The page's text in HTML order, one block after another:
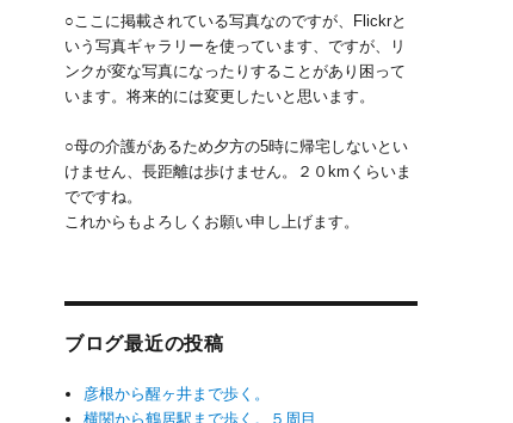
○ここに掲載されている写真なのですが、Flickrと
いう写真ギャラリーを使っています、ですが、リ
ンクが変な写真になったりすることがあり困って
います。将来的には変更したいと思います。
○母の介護があるため夕方の5時に帰宅しないとい
けません、長距離は歩けません。２０kmくらいま
でですね。
これからもよろしくお願い申し上げます。
ブログ最近の投稿
彦根から醒ヶ井まで歩く。
横関から鶴居駅まで歩く。５周目